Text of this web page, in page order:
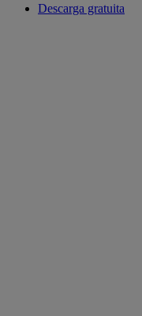
Descarga gratuita